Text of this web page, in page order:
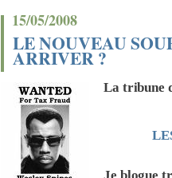
15/05/2008
LE NOUVEAU
ARRIVER ?
La tribune